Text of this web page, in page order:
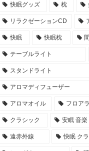
快眠グッズ 枕
リラクゼーションCD
快眠 快眠枕
テーブルライト
スタンドライト
アロマディフューザー
アロマオイル フロア
クラシック 安眠 音楽
遠赤外線 快眠 ク